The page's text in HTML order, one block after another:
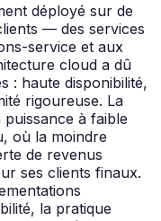
déployé sur de
— des services
service et aux
cloud a dû
: haute disponibilité,
rigoureuse. La
à faible
où la moindre
de revenus
ses clients finaux.
la pratique